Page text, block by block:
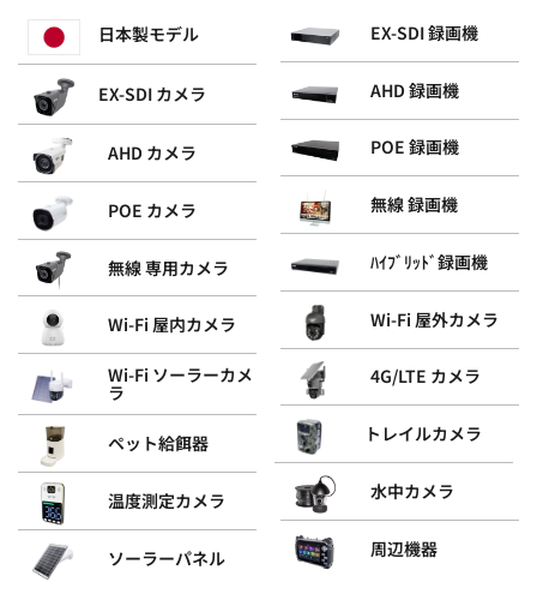
日本製モデル
EX-SDI カメラ
AHD カメラ
POE カメラ
無線 専用カメラ
Wi-Fi 屋内カメラ
Wi-Fi ソーラーカメ
ラ
ペット給餌器
温度測定カメラ
ソーラーパネル
EX-SDI 録画機
AHD 録画機
POE 録画機
無線 録画機
ﾊｲﾌﾞﾘｯﾄﾞ録画機
Wi-Fi 屋外カメラ
4G/LTE カメラ
トレイルカメラ
水中カメラ
周辺機器